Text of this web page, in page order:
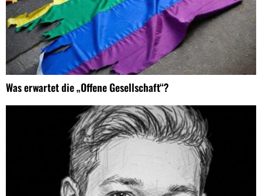
Was erwartet die „Offene Gesellschaft“?